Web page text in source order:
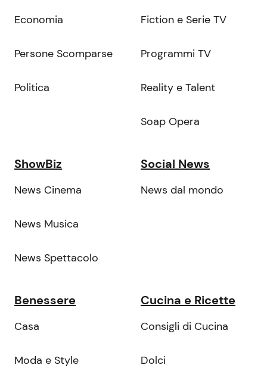
Economia
Persone Scomparse
Politica
Fiction e Serie TV
Programmi TV
Reality e Talent
Soap Opera
ShowBiz
News Cinema
News Musica
News Spettacolo
Social News
News dal mondo
Benessere
Casa
Moda e Style
Cucina e Ricette
Consigli di Cucina
Dolci